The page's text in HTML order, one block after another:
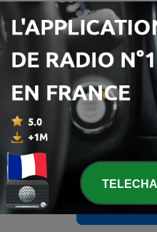
03 août 2026
-
Experimento Bacci, las
||Relatos del lado
27 juil. 2026
680 - La muerte de Juan
Relatos del lado oscuro
27 juil. 2026
Afficher